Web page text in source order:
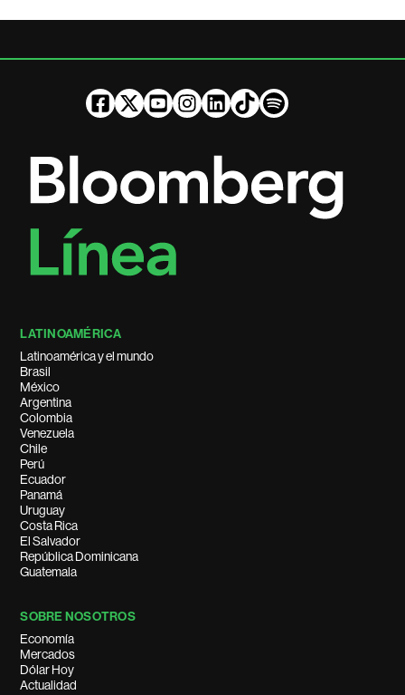
LATINOAMÉRICA
Latinoamérica y el mundo
Brasil
México
Argentina
Colombia
Venezuela
Chile
Perú
Ecuador
Panamá
Uruguay
Costa Rica
El Salvador
República Dominicana
Guatemala
SOBRE NOSOTROS
Economía
Mercados
Dólar Hoy
Actualidad